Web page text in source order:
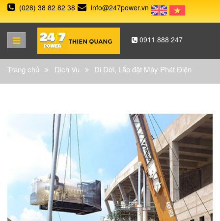
(028) 38 82 82 38 info@247power.vn
0911 888 247
Trang chủ Dịch Vụ Di Dời, Lắp đặt Máy Phát Điện